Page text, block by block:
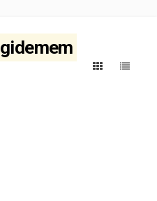
gidemem